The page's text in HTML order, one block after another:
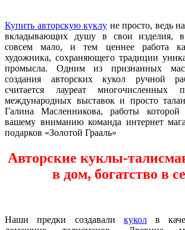
Купить авторскую куклу не просто, ведь
вкладывающих душу в свои изделия, в
совсем мало, и тем ценнее работа
художника, сохраняющего традиции
промысла. Одним из признанных
создания авторских кукол ручной
считается лауреат многочисленных
международных выставок и просто
Галина Масленникова, работы которой
вашему вниманию команда интернет
подарков «Золотой Грааль»
Авторские куклы-
в дом, богатство в
Наши предки создавали куколв